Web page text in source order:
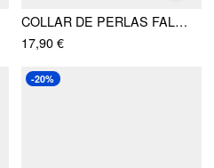
COLLAR DE PERLAS FALSAS EN CAPAS
17,90 €
-20%